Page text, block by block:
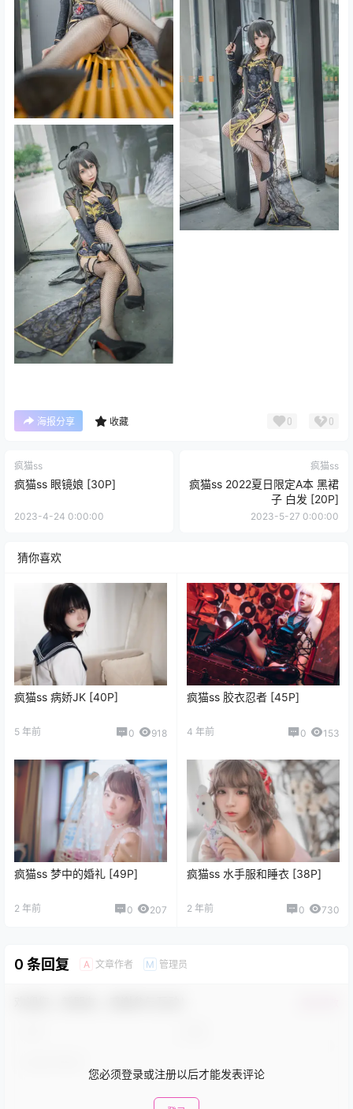
海报分享 收藏 0 0
疯猫ss
疯猫ss 眼镜娘 [30P]
2023-4-24 0:00:00
疯猫ss
疯猫ss 2022夏日限定A本 黑裙
子 白发 [20P]
2023-5-27 0:00:00
猜你喜欢
疯猫ss 病娇JK [40P]
5 年前 0 918
疯猫ss 胶衣忍者 [45P]
4 年前 0 153
疯猫ss 梦中的婚礼 [49P]
2 年前 0 207
疯猫ss 水手服和睡衣 [38P]
2 年前 0 730
0 条回复 A 文章作者 M 管理员
您必须登录或注册以后才能发表评论